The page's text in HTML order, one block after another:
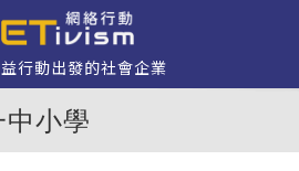
行動出發的社會企業
小學